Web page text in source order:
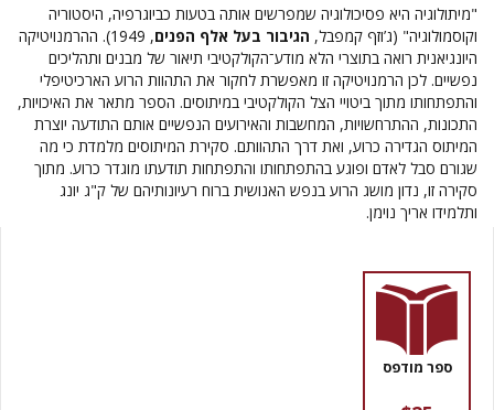
"מיתולוגיה היא פסיכולוגיה שמפרשים אותה בטעות כביוגרפיה, היסטוריה
וקוסמולוגיה" (ג’וזף קמפבל, הגיבור בעל אלף הפנים
, 1949). ההרמנויטיקה
היונגיאנית רואה בתוצרי הלא מודע־הקולקטיבי תיאור של מבנים ותהליכים
נפשיים. לכן הרמנויטיקה זו מאפשרת לחקור את התהוות הרוע הארכיטיפלי
והתפתחותו מתוך ביטויי הצל הקולקטיבי במיתוסים. הספר מתאר את האיכויות,
התכונות, ההתרחשויות, המחשבות והאירועים הנפשיים אותם התודעה יוצרת
המיתוס הגדירה כרוע, ואת דרך התהוותם. סקירת המיתוסים מלמדת כי מה
שגורם סבל לאדם ופוגע בהתפתחותו והתפתחות תודעתו מוגדר כרוע. מתוך
סקירה זו, נדון מושג הרוע בנפש האנושית ברוח רעיונותיהם של ק"ג יונג
ותלמידו אריך נוימן.
ספר מודפס